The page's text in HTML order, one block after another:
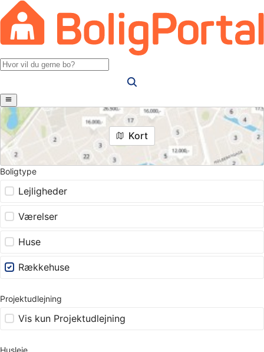
Kort
Boligtype
Lejligheder
Værelser
Huse
Rækkehuse
Projektudlejning
Vis kun Projektudlejning
Husleje